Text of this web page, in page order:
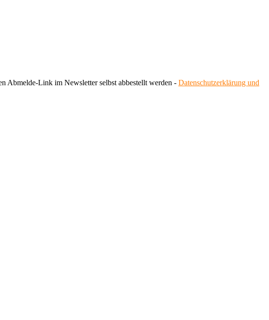
Abmelde-Link im Newsletter selbst abbestellt werden - Datenschutzerklärung und